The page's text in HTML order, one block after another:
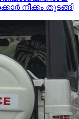
നീക്കം തുടങ്ങി